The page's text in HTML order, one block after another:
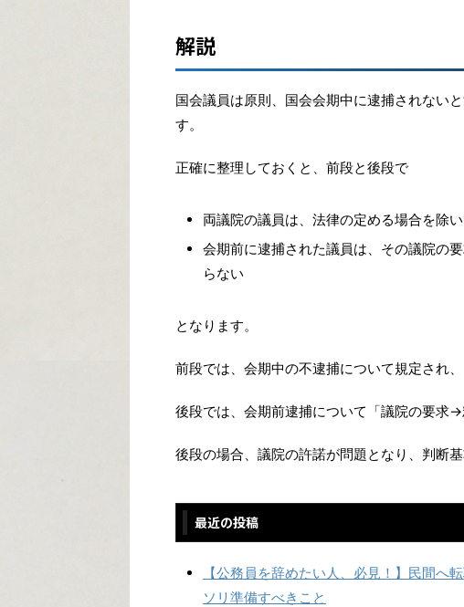
解説
国会議員は原則、国会会期中に逮捕されない
す。
正確に整理しておくと、前段と後段で
両議院の議員は、法律の定める場合を除
会期前に逮捕された議員は、その議院の
らない
となります。
前段では、会期中の不逮捕について規定され、
後段では、会期前逮捕について「議院の要求→
後段の場合、議院の許諾が問題となり、判断
最近の投稿
【公務員を辞めたい人、必見！】民間へ
ソリ準備すべきこと